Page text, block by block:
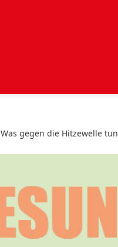
Was gegen die Hitzewelle tun